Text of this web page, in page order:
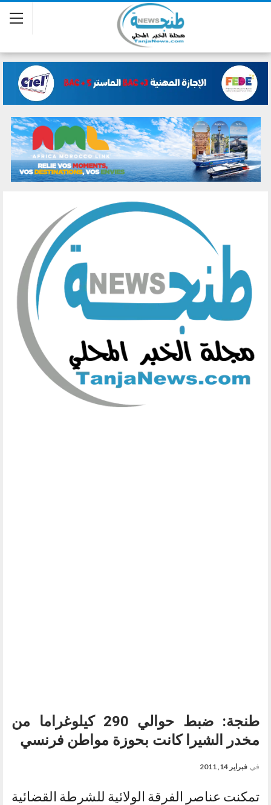
طنجة: ضبط حوالي 290 كيلوغراما من
مخدر الشيرا كانت بحوزة مواطن فرنسي
في فبراير 14, 2011
تمكنت عناصر الفرقة الولائية للشرطة القضائية